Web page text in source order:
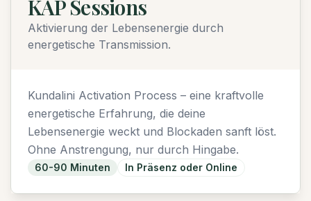
KAP Sessions
Aktivierung der Lebensenergie durch
energetische Transmission.
Kundalini Activation Process – eine kraftvolle
energetische Erfahrung, die deine
Lebensenergie weckt und Blockaden sanft löst.
Ohne Anstrengung, nur durch Hingabe.
60-90 Minuten In Präsenz oder Online